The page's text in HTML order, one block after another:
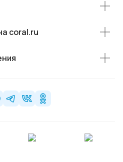
coral.ru